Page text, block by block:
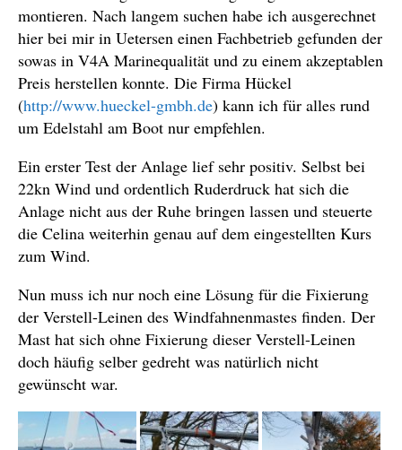
montieren. Nach langem suchen habe ich ausgerechnet
hier bei mir in Uetersen einen Fachbetrieb gefunden der
sowas in V4A Marinequalität und zu einem akzeptablen
Preis herstellen konnte. Die Firma Hückel
(http://www.hueckel-gmbh.de) kann ich für alles rund
um Edelstahl am Boot nur empfehlen.
Ein erster Test der Anlage lief sehr positiv. Selbst bei
22kn Wind und ordentlich Ruderdruck hat sich die
Anlage nicht aus der Ruhe bringen lassen und steuerte
die Celina weiterhin genau auf dem eingestellten Kurs
zum Wind.
Nun muss ich nur noch eine Lösung für die Fixierung
der Verstell-Leinen des Windfahnenmastes finden. Der
Mast hat sich ohne Fixierung dieser Verstell-Leinen
doch häufig selber gedreht was natürlich nicht
gewünscht war.